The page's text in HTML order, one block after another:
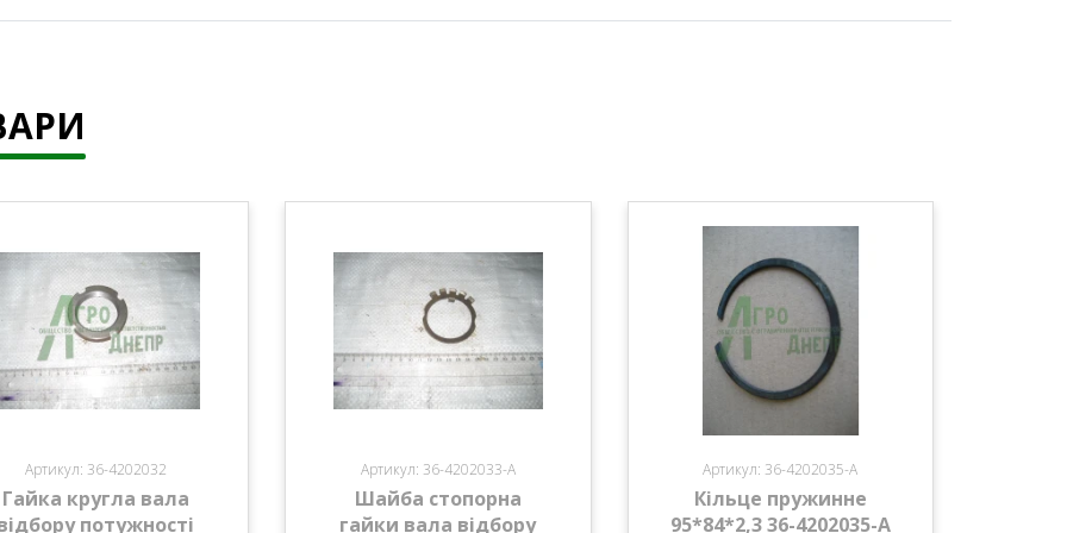
Артикул: 36-4202032
Гайка кругла вала
потужності
Артикул: 36-4202033-А
Шайба стопорна
гайки вала відбору
Артикул: 36-4202035-А
Кільце пружинне
95*84*2,3 36-4202035-А